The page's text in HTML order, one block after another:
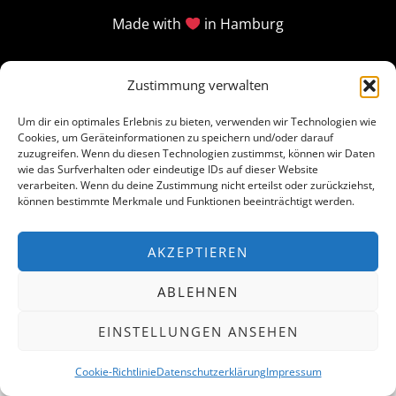
Zustimmung verwalten
Um dir ein optimales Erlebnis zu bieten, verwenden wir Technologien wie
Cookies, um Geräteinformationen zu speichern und/oder darauf
zuzugreifen. Wenn du diesen Technologien zustimmst, können wir Daten
wie das Surfverhalten oder eindeutige IDs auf dieser Website
verarbeiten. Wenn du deine Zustimmung nicht erteilst oder zurückziehst,
können bestimmte Merkmale und Funktionen beeinträchtigt werden.
AKZEPTIEREN
ABLEHNEN
EINSTELLUNGEN ANSEHEN
Cookie-RichtlinieDatenschutzerklärungImpressum
Made with in Hamburg